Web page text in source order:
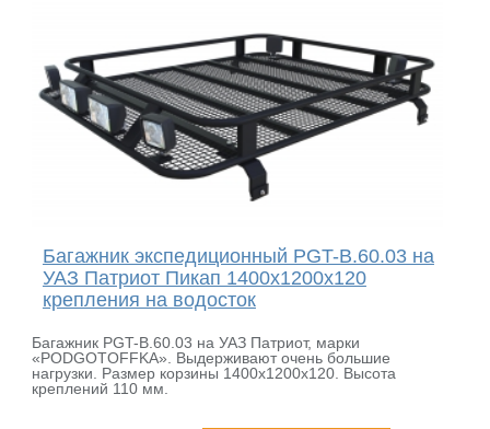
Багажник экспедиционный PGT-B.60.03 на
УАЗ Патриот Пикап 1400х1200х120
крепления на водосток
Багажник PGT-B.60.03 на УАЗ Патриот, марки
«PODGOTOFFKA». Выдерживают очень большие
нагрузки. Размер корзины 1400х1200х120. Высота
креплений 110 мм.